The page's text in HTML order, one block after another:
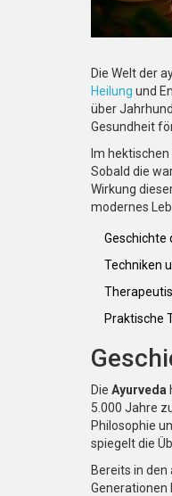
Die Welt der
Heilung und
über
Gesundheit
Im
Sobald die
Wirkung
modernes
Geschichte
Techniken
Praktische
Die Ayurveda
5.000 Jahre
Philosophie
spiegelt die
Bereits in
Generationen